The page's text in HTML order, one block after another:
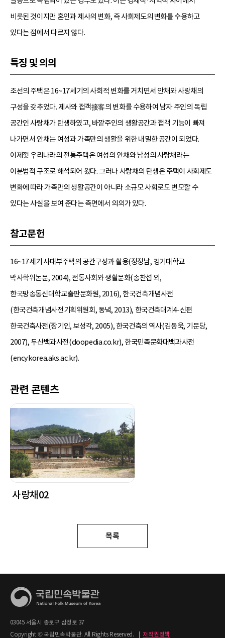
비롯된 것이지만 혼인과 제사의 변화, 즉 사회제도의 변화를 수용하고
있다는 점에서 다르지 않다.
특징 및 의의
조선의 주택은 16~17세기의 사회적 변화를 거치면서 안채와 사랑채의
구성을 갖추었다. 제사와 접객接客의 변화를 수용하여 남자 주인의 독립
공간인 사랑채가 탄생하였고, 바깥주인의 생활공간과 접객 기능이 빠져
나가면서 안채는 여성과 가족만의 생활을 위한 내밀한 공간이 되었다.
이제껏 우리나라의 전통주택은 여성의 안채와 남성의 사랑채라는
이분법적 구조로 해석되어 왔다. 그러나 사랑채의 탄생은 주택이 사회제도
변화에 따라 가족만의 생활공간이 아니라 소규모 사회로도 변모할 수
있다는 사실을 보여 준다는 측면에서 의의가 있다.
참고문헌
16~17세기 사대부주택의 공간구성과 활용(정정남, 경기대학교
박사학위논문, 2004), 전통사회와 생활문화(송찬섭 외,
한국방송통신대학교출판문화원, 2016), 한국건축개념사전
(한국건축개념사전기획위원회, 동녘, 2013), 한국건축대계4-신편
한국건축사전(장기인, 보성각, 2005), 한국건축의 역사(김동욱, 기문당,
2007), 두산백과사전(doopedia.co.kr), 한국민족문화대백과사전
(encykorea.aks.ac.kr).
관련 콘텐츠
사랑채02
목록
03045 서울시 종로구 삼청로 37
Copyright © 국립민속박물관. All Rights Reserved.
저작권정책